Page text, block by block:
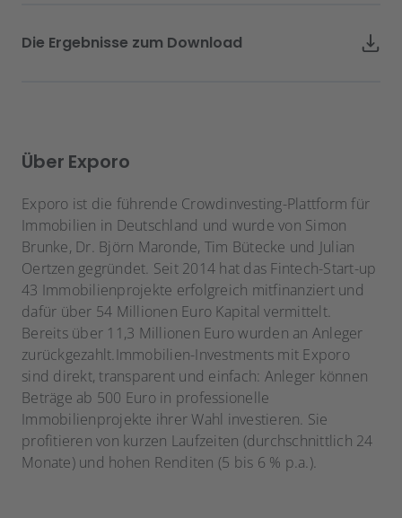
Die Ergebnisse zum Download
Über Exporo
Exporo ist die führende Crowdinvesting-Plattform für
Immobilien in Deutschland und wurde von Simon
Brunke, Dr. Björn Maronde, Tim Bütecke und Julian
Oertzen gegründet. Seit 2014 hat das Fintech-Start-up
43 Immobilienprojekte erfolgreich mitfinanziert und
dafür über 54 Millionen Euro Kapital vermittelt.
Bereits über 11,3 Millionen Euro wurden an Anleger
zurückgezahlt.Immobilien-Investments mit Exporo
sind direkt, transparent und einfach: Anleger können
Beträge ab 500 Euro in professionelle
Immobilienprojekte ihrer Wahl investieren. Sie
profitieren von kurzen Laufzeiten (durchschnittlich 24
Monate) und hohen Renditen (5 bis 6 % p.a.).